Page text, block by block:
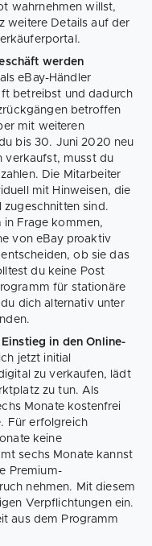
wahrnehmen willst,
weitere Details auf der
werden
eBay-Händler
betreibst und dadurch
betroffen
mit weiteren
bis 30. Juni 2020 neu
verkaufst, musst du
Die Mitarbeiter
mit Hinweisen, die
zugeschnitten sind.
in Frage kommen,
von eBay proaktiv
ob sie das
du keine Post
für stationäre
dich alternativ unter
in den Online-
jetzt initial
zu verkaufen, lädt
zu tun. Als
Monate kostenfrei
Für erfolgreich
keine
sechs Monate kannst
Premium-
nehmen. Mit diesem
Verpflichtungen ein.
aus dem Programm